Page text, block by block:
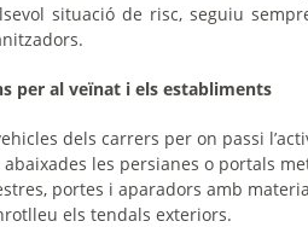
situació de risc, seguiu
per al veïnat i els establiments
dels carrers per on passi
les persianes o portals
portes i aparadors amb
els tendals exteriors.